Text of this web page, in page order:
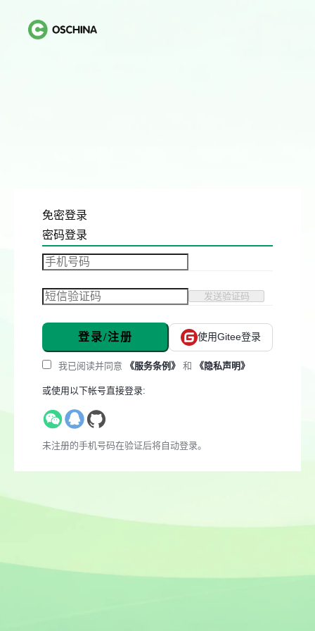
免密登录
密码登录
发送验证码
登录/注册 使用Gitee登录
我已阅读并同意 《服务条例》 和 《隐私声明》
或使用以下帐号直接登录:
未注册的手机号码在验证后将自动登录。